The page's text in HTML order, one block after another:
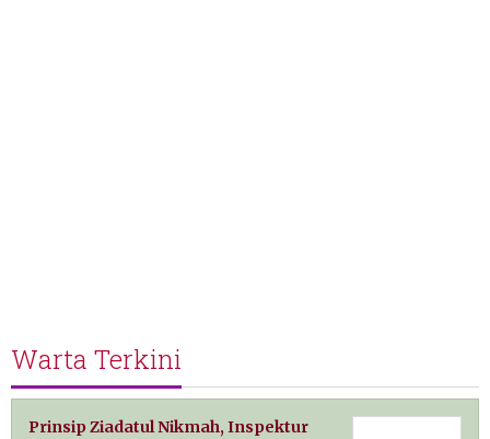
Warta Terkini
Prinsip Ziadatul Nikmah, Inspektur